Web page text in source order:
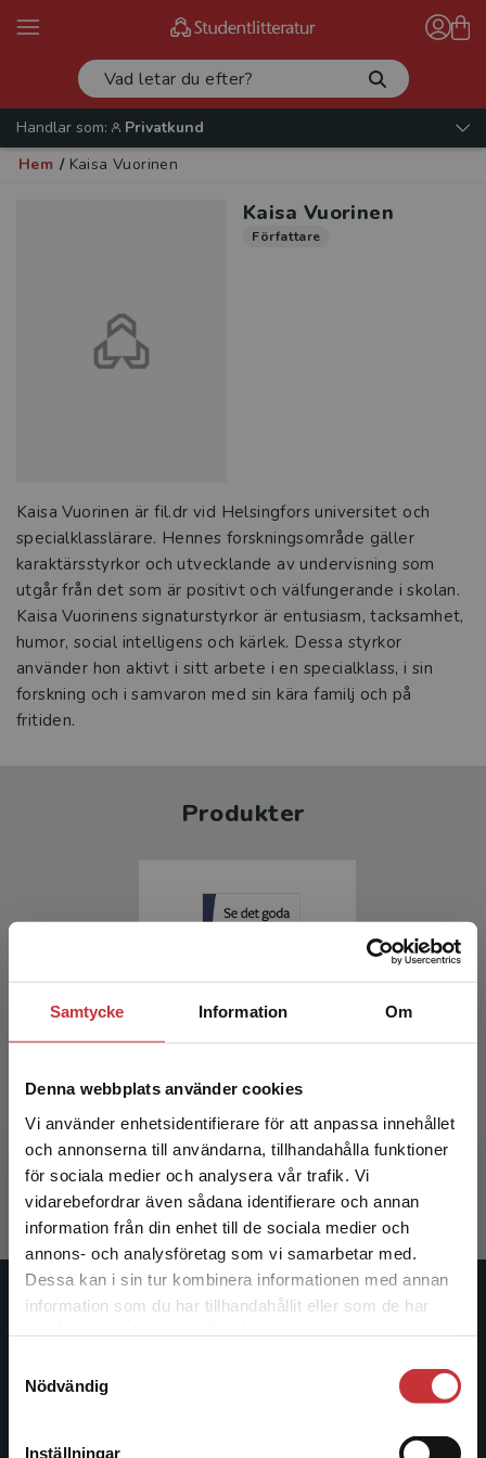
Samtycke Information Om
Denna webbplats använder cookies
Vi använder enhetsidentifierare för att anpassa innehållet
och annonserna till användarna, tillhandahålla funktioner
för sociala medier och analysera vår trafik. Vi
vidarebefordrar även sådana identifierare och annan
information från din enhet till de sociala medier och
annons- och analysföretag som vi samarbetar med.
Dessa kan i sin tur kombinera informationen med annan
information som du har tillhandahållit eller som de har
Nödvändig
Inställningar
Begränsad fraktregion
Det verkar som att du besöker
studentlitteratur.se via en enhet utanför Sverige.
Vi erbjuder inte leveranser utanför Sverige. För
att kunna slutföra ett köp måste
Handlar som:
Privatkund
Hem / Kaisa Vuorinen
Kaisa Vuorinen
Författare
Kaisa Vuorinen är fil.dr vid Helsingfors universitet och
specialklasslärare. Hennes forskningsområde gäller
karaktärsstyrkor och utvecklande av undervisning som
utgår från det som är positivt och välfungerande i skolan.
Kaisa Vuorinens signaturstyrkor är entusiasm, tacksamhet,
humor, social intelligens och kärlek. Dessa styrkor
använder hon aktivt i sitt arbete i en specialklass, i sin
forskning och i samvaron med sin kära familj och på
fritiden.
Produkter
Vourinen, K - Uusitalo, L
337 krinkl. moms
Exkl. moms: 318 kr
Studentlitteratur
Studentlitteratur grundades 1963 och är idag Sveriges
ledande utbildningsförlag. Med läromedel, kurslitteratur,
informationstjänster i utbudet, finns Studentlitteratur med